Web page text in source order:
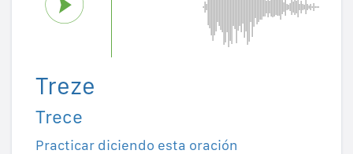
Treze
Trece
Practicar diciendo esta oración